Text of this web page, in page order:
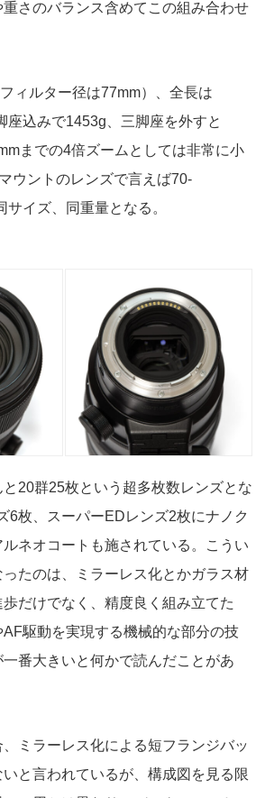
さのバランス含めてこの組み合わせ
ィルター径は77mm）、全長は
座込みで1453g、三脚座を外すと
までの4倍ズームとしては非常に小
ウントのレンズで言えば70-
イズ、同重量となる。
20群25枚という超多枚数レンズとな
6枚、スーパーEDレンズ2枚にナノク
ネオコートも施されている。こうい
たのは、ミラーレス化とかガラス材
だけでなく、精度良く組み立てた
AF駆動を実現する機械的な部分の技
番大きいと何かで読んだことがあ
ミラーレス化による短フランジバッ
と言われているが、構成図を見る限